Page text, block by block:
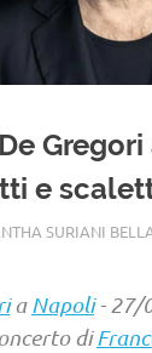
e
SURIANI
aNapoli- 27/
di